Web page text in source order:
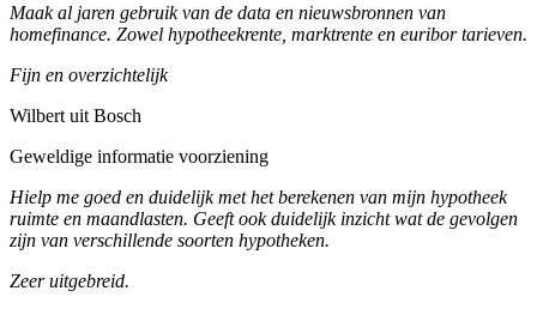
Maak al jaren gebruik van de data en nieuwsbronnen van
homefinance. Zowel hypotheekrente, marktrente en euribor tarieven.
Fijn en overzichtelijk
Wilbert uit Bosch
Geweldige informatie voorziening
Hielp me goed en duidelijk met het berekenen van mijn hypotheek
ruimte en maandlasten. Geeft ook duidelijk inzicht wat de gevolgen
zijn van verschillende soorten hypotheken.
Zeer uitgebreid.